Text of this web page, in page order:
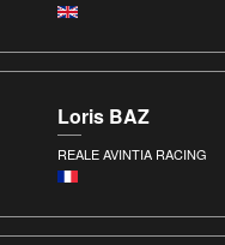
Loris BAZ
REALE AVINTIA RACING